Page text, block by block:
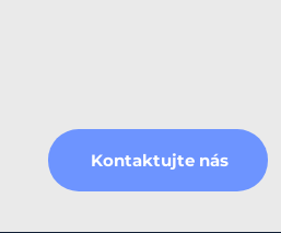
Kontaktujte nás